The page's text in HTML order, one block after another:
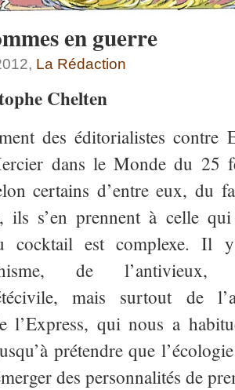
en guerre
La Rédaction
Chelten
des éditorialistes
dans le Monde du 25
certains d’entre eux, du
ils s’en prennent à celle
cocktail est complexe. Il
de
mais surtout de
l’Express, qui nous a
prétendre que
des personnalités de